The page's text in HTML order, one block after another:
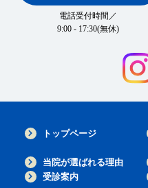
電話受付時間／
9:00 - 17:30(無休)
トップページ
当院が選ばれる理由
受診案内